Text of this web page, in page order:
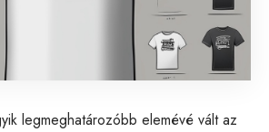
legmeghatározóbb elemévé vált az